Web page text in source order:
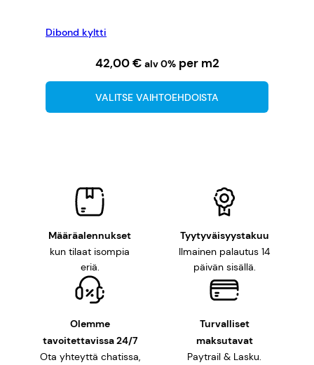
Dibond kyltti
42,00€ alv 0%per m2
VALITSE VAIHTOEHDOISTA
Määräalennukset
kun tilaat isompia
eriä.
Tyytyväisyystakuu
Ilmainen palautus 14
päivän sisällä.
Olemme
tavoitettavissa 24/7
Ota yhteyttä chatissa,
Turvalliset
maksutavat
Paytrail & Lasku.